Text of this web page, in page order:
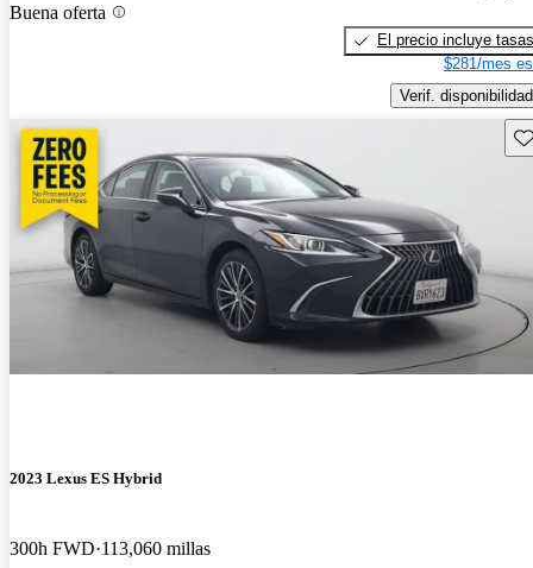
Buena oferta
El precio incluye tasas
$281/mes
Verif. disponibilidad
2023 Lexus ES Hybrid
300h FWD 113,060 millas